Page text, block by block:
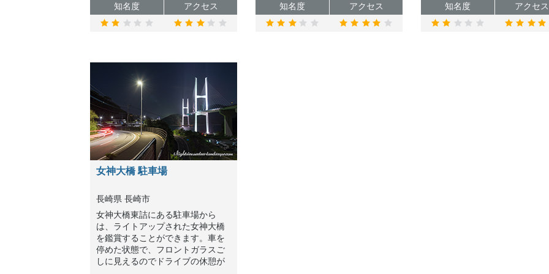
知名度 アクセス 知名度 アクセス 知名度 アクセス
女神大橋 駐車場
長崎県 長崎市
女神大橋東詰にある駐車場から
は、ライトアップされた女神大橋
を鑑賞することができます。車を
停めた状態で、フロントガラスご
しに見えるのでドライブの休憩が